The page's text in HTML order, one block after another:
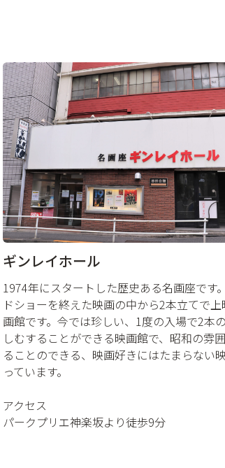
ギンレイホール
1974年にスタートした歴史ある名画座です
ドショーを終えた映画の中から2本立てで
画館です。今では珍しい、1度の入場で2本
しむすることができる映画館で、昭和の雰
ることのできる、映画好きにはたまらない
っています。
アクセス
パークプリエ神楽坂より徒歩9分